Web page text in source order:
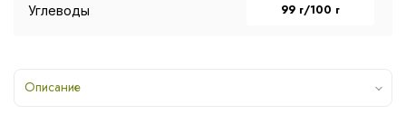
Углеводы 99 г/100 г
Описание